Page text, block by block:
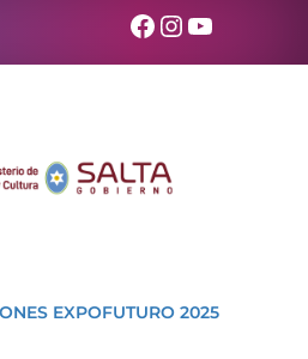
Facebook
Instagram
YouTube
EXPOFUTURO 2025